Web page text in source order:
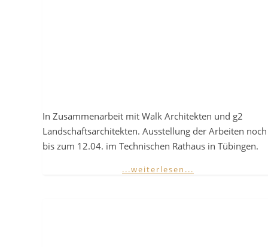
In Zusammenarbeit mit Walk Architekten und g2
Landschaftsarchitekten. Ausstellung der Arbeiten noch
bis zum 12.04. im Technischen Rathaus in Tübingen.
...weiterlesen...